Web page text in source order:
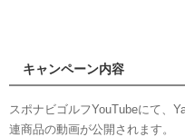
キャンペーン内容
スポナビゴルフYouTubeにて、
連商品の動画が公開されます。